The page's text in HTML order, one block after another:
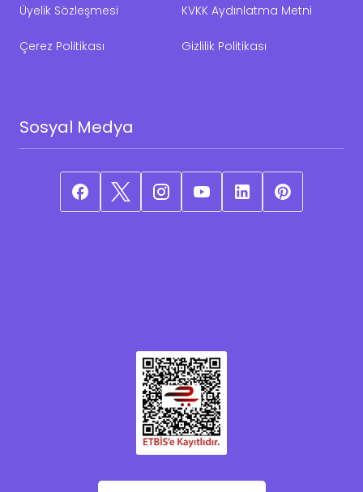
Üyelik Sözleşmesi KVKK Aydınlatma Metni
Çerez Politikası Gizlilik Politikası
Sosyal Medya